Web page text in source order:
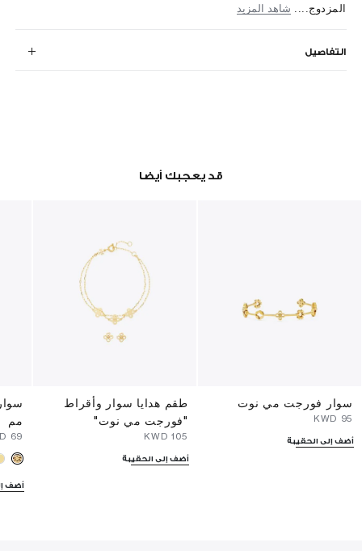
المزدوج.... شاهد المزيد
التفاصيل
قد يعجبك أيضا
سوار فورجت مي نوت
أضف إلى الحقيبة
طقم هدايا سوار وأقراط
"فورجت مي نوت"
أضف إلى الحقيبة
مم
أضف